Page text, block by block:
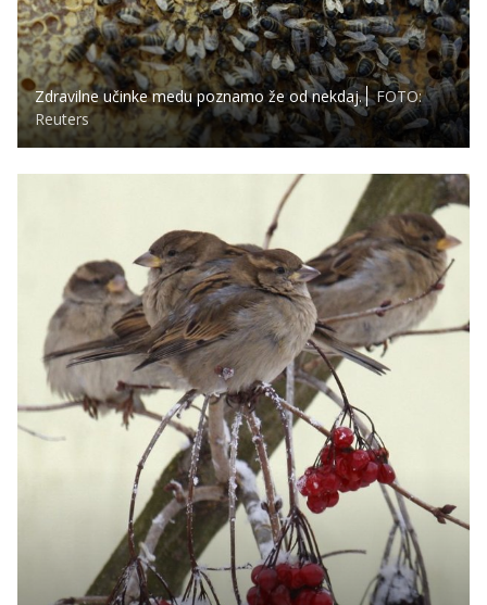
Zdravilne učinke medu poznamo že od nekdaj.
FOTO:
Reuters